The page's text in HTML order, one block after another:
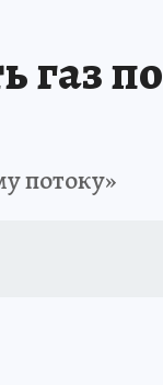
газ по
потоку»